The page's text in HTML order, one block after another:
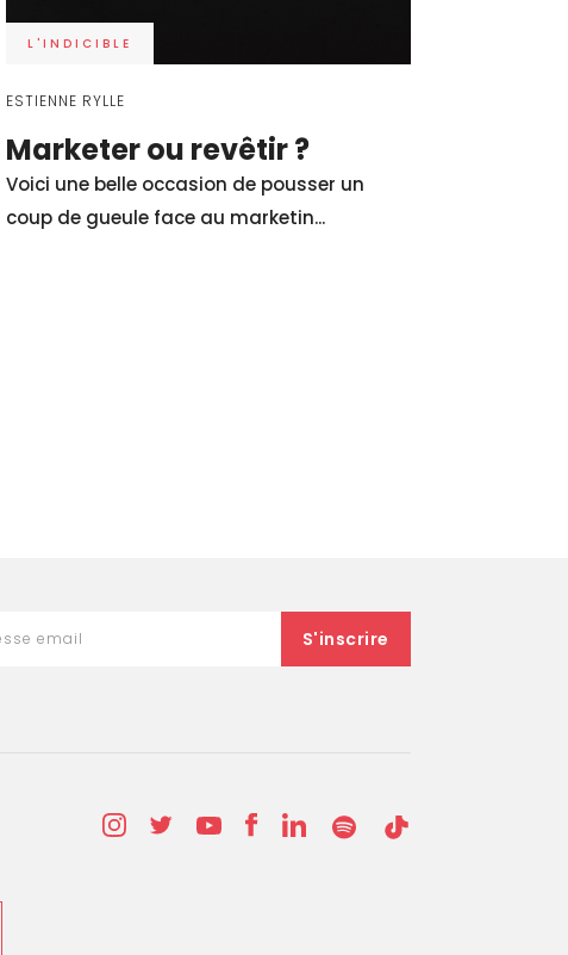
L'INDICIBLE
ESTIENNE RYLLE
Marketer ou revêtir ?
Voici une belle occasion de pousser un
coup de gueule face au marketin...